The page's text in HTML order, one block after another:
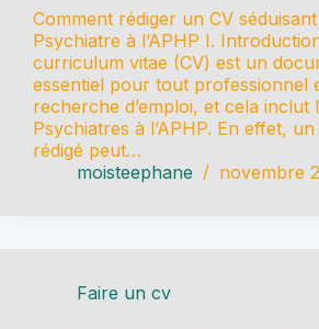
Comment rédiger un CV
Psychiatre à l’APHP I.
curriculum vitae (CV) est un
essentiel pour tout professionnel
recherche d’emploi, et cela inclut
Psychiatres à l’APHP. En effet,
rédigé peut…
moisteephane
novembre
Faire un cv